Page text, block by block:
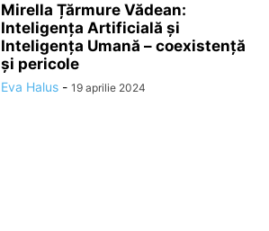
Mirella Țărmure Vădean:
Inteligența Artificială și
Inteligența Umană – coexistență
și pericole
Eva Halus - 19 aprilie 2024